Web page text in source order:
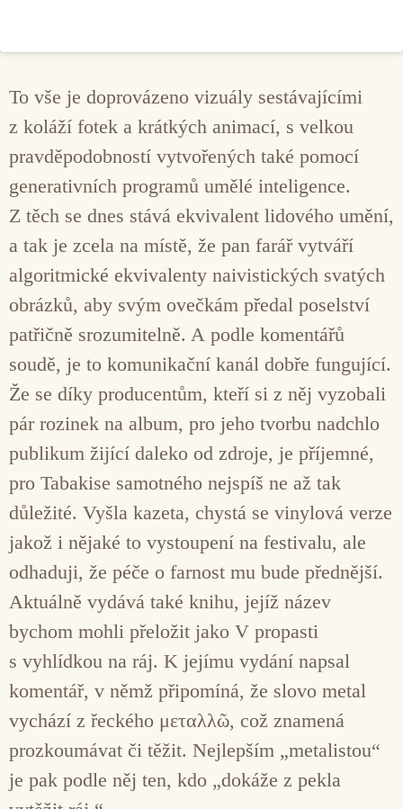
To vše je doprovázeno vizuály sestávajícími
z koláží fotek a krátkých animací, s velkou
pravděpodobností vytvořených také pomocí
generativních programů umělé inteligence.
Z těch se dnes stává ekvivalent lidového umění,
a tak je zcela na místě, že pan farář vytváří
algoritmické ekvivalenty naivistických svatých
obrázků, aby svým ovečkám předal poselství
patřičně srozumitelně. A podle komentářů
soudě, je to komunikační kanál dobře fungující.
Že se díky producentům, kteří si z něj vyzobali
pár rozinek na album, pro jeho tvorbu nadchlo
publikum žijící daleko od zdroje, je příjemné,
pro Tabakise samotného nejspíš ne až tak
důležité. Vyšla kazeta, chystá se vinylová verze
jakož i nějaké to vystoupení na festivalu, ale
odhaduji, že péče o farnost mu bude přednější.
Aktuálně vydává také knihu, jejíž název
bychom mohli přeložit jako V propasti
s vyhlídkou na ráj. K jejímu vydání napsal
komentář, v němž připomíná, že slovo metal
vychází z řeckého μεταλλῶ, což znamená
prozkoumávat či těžit. Nejlepším „metalistou“
je pak podle něj ten, kdo „dokáže z pekla